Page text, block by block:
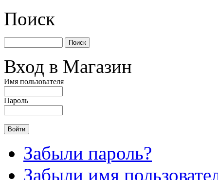
Поиск
Вход в Магазин
Имя пользователя
Пароль
Забыли пароль?
Забыли имя